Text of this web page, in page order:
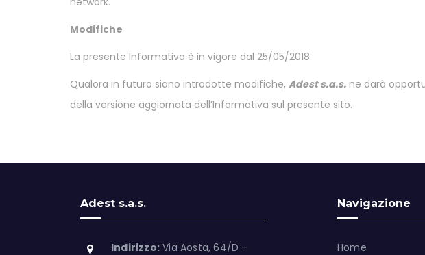
Modifiche
La presente Informativa è in vigore dal 25/05/2018.
Qualora in futuro siano introdotte modifiche, Adest s.a.s. ne darà
della versione aggiornata dell’Informativa sul presente sito.
Adest s.a.s.
Indirizzo: Via Aosta, 64/D –
Navigazione
Home